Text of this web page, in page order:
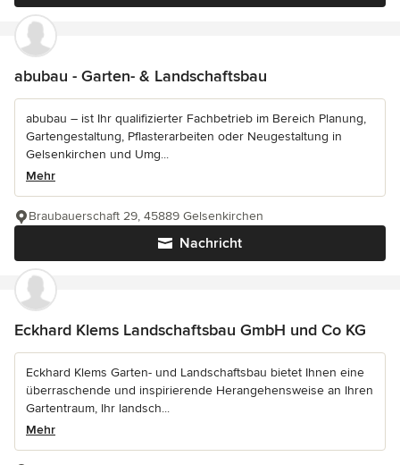
abubau - Garten- & Landschaftsbau
abubau – ist Ihr qualifizierter Fachbetrieb im Bereich Planung,
Gartengestaltung, Pflasterarbeiten oder Neugestaltung in
Gelsenkirchen und Umg...
Mehr
Nachricht
Braubauerschaft 29, 45889 Gelsenkirchen
Eckhard Klems Landschaftsbau GmbH und Co KG
Eckhard Klems Garten- und Landschaftsbau bietet Ihnen eine
überraschende und inspirierende Herangehensweise an Ihren
Gartentraum, Ihr landsch...
Mehr